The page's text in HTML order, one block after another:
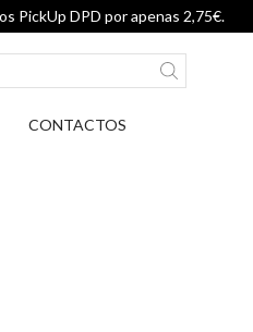
PickUp DPD por apenas 2,75€.
CONTACTOS